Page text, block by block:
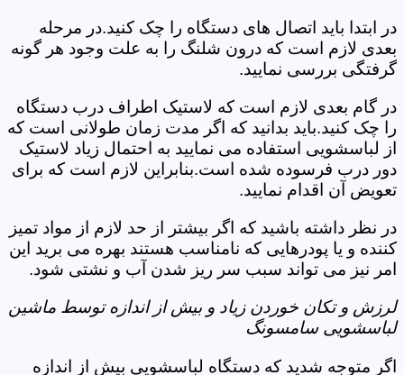
در ابتدا باید اتصال های دستگاه را چک کنید.در مرحله
بعدی لازم است که درون شلنگ را به علت وجود هر گونه
گرفتگی بررسی نمایید.
در گام بعدی لازم است که لاستیک اطراف درب دستگاه
را چک کنید.باید بدانید که اگر مدت زمان طولانی است که
از لباسشویی استفاده می نمایید به احتمال زیاد لاستیک
دور درب فرسوده شده است.بنابراین لازم است که برای
تعویض آن اقدام نمایید.
در نظر داشته باشید که اگر بیشتر از حد لازم از مواد تمیز
کننده و یا پودرهایی که نامناسب هستند بهره می برید این
امر نیز می تواند سبب سر ریز شدن آب و نشتی شود.
لرزش و تکان خوردن زیاد و بیش از اندازه توسط ماشین
لباسشویی سامسونگ
اگر متوجه شدید که دستگاه لباسشویی بیش از اندازه